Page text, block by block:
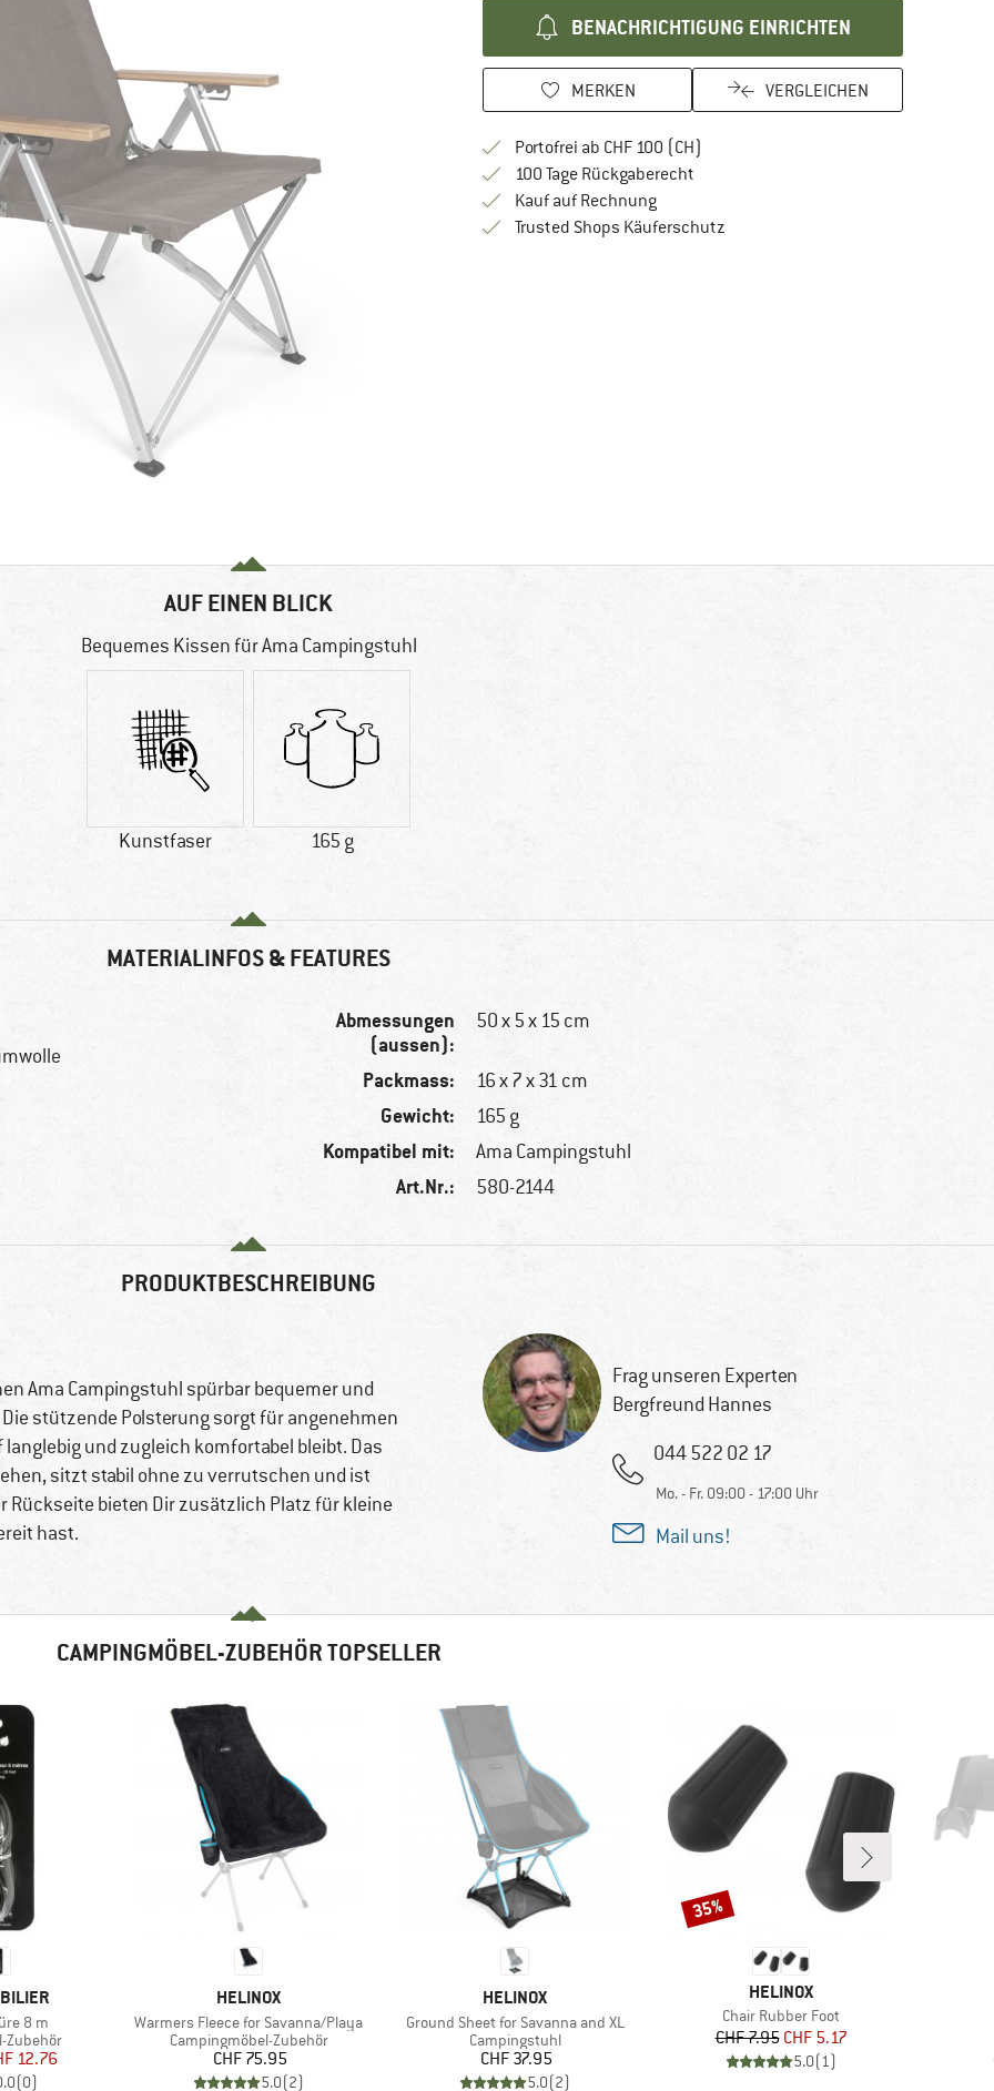
BENACHRICHTIGUNG EINRICHTEN
MERKEN VERGLEICHEN
Portofrei ab CHF 100 (CH)
100 Tage RückgaberechtGehe hier zu den Rückgabe-Richtlinien
Kauf auf RechnungFinde die Zahlungs-Infos hier! Öffnet sich in
Trusted Shops KäuferschutzFinde alle Infos hier!
AUF EINEN BLICK
Bequemes Kissen für Ama Campingstuhl
Kunstfaser 165 g
MATERIALINFOS & FEATURES
Abmessungen
(aussen):
50 x 5 x 15 cm
Packmass: 16 x 7 x 31 cm
Gewicht: 165 g
Kompatibel mit: Ama Campingstuhl
Art.Nr.: 580-2144
PRODUKTBESCHREIBUNG
Ama Campingstuhl spürbar bequemer und
stützende Polsterung sorgt für angenehmen
und zugleich komfortabel bleibt. Das
sitzt stabil ohne zu verrutschen und ist
Rückseite bieten Dir zusätzlich Platz für kleine
hast.
Frag unseren Experten
Bergfreund Hannes
044 522 02 17
Mo. - Fr. 09:00 - 17:00 Uhr
Mail uns!
CAMPINGMÖBEL-ZUBEHÖR TOPSELLER
8 m
Zubehör
Preis
12.76
(0)
MARKE
HELINOX
Artikel
Warmers Fleece for Savanna/Playa
Produktgruppe
Campingmöbel-Zubehör
Preis
CHF 75.95
5.0(2)
MARKE
HELINOX
Artikel
Ground Sheet for Savanna and XL
Produktgruppe
Campingstuhl
Preis
CHF 37.95
5.0(2)
MARKE
HELINOX
Artikel
Chair Rubber Foot
Preis
CHF 7.95reduzierter Preis
CHF 5.17
5.0(1)
Rabatt
35%